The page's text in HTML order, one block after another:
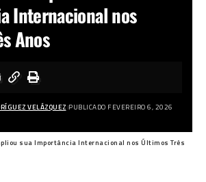
Internacional nos
Anos
VELÁZQUEZ PUBLICADO FEVEREIRO 6, 2026
sua Importância Internacional nos Últimos Três